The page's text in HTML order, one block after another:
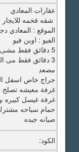
عقارات المعادي
شقه فخمه
الموقع : المعادي
الفيو : اوبن فيو
5 دقائق فقط مشى الى المدرسه الامريكيه
3 دقائق فقط مى الى السوبرماركت
مصعد
جراج خاص اسفل
غرفة معيشه تصلح
غرفة غيسل كبيره
حمام سباحه
صيانه جيده
الكود: